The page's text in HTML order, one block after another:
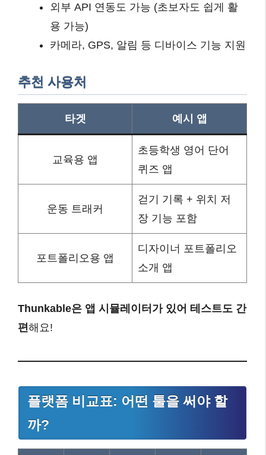
외부 API 연동도 가능 (초보자도 쉽게 활
용 가능)
카메라, GPS, 알림 등 디바이스 기능 지원
추천 사용처
타겟 예시 앱
교육용 앱
초등학생 영어 단어
퀴즈 앱
운동 트래커
걷기 기록 + 위치 저
장 기능 포함
포트폴리오용 앱
디자이너 포트폴리오
소개 앱
Thunkable은 앱 시뮬레이터가 있어 테스트도 간
편 해요!
플랫폼 비교표: 어떤 툴을 써야 할
까?